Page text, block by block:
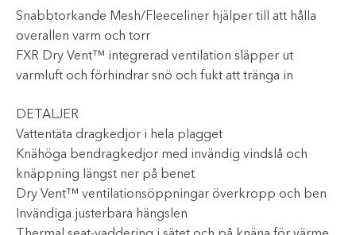
Snabbtorkande Mesh/Fleeceliner hjälper till att hålla
overallen varm och torr
FXR Dry Vent™ integrerad ventilation släpper ut
varmluft och förhindrar snö och fukt att tränga in
DETALJER
Vattentäta dragkedjor i hela plagget
Knähöga bendragkedjor med invändig vindslå och
knäppning längst ner på benet
Dry Vent™ ventilationsöppningar överkropp och ben
Invändiga justerbara hängslen